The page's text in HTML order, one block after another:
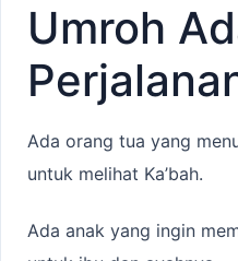
Umroh
Ada orang tua yang
untuk melihat Ka’bah.
Ada anak yang ingin